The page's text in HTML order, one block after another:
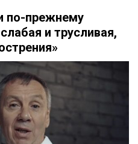
по-прежнему
и трусливая,